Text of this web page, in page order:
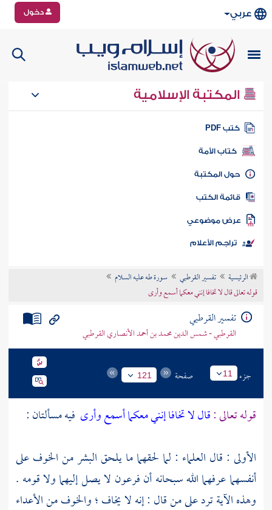
عربي دخول
المكتبة الإسلامية
كتب PDF
كتاب الأمة
المكتبة
الكتب
موضوعي
تراجم الأعلام
الرئيسية تفسير القرطبي
سورة طه عليه السلام
قوله تعالى قال لا تخافا إنني معكما أسمع وأرى
تفسير القرطبي
القرطبي - شمس الدين محمد بن أحمد الأنصاري القرطبي
جزء 11 صفحة 121
قوله تعالى :قال لا تخافا إنني معكما أسمع وأرى فيه مسألتان :
الأولى : قال العلماء : لما لحقهما ما يلحق البشر من الخوف على
أنفسهما عرفهما الله سبحانه أنفرعون لا يصل إليهما ولا قومه .
وهذه الآية ترد على من قال : إنه لا يخاف ؛ والخوف من الأعداء